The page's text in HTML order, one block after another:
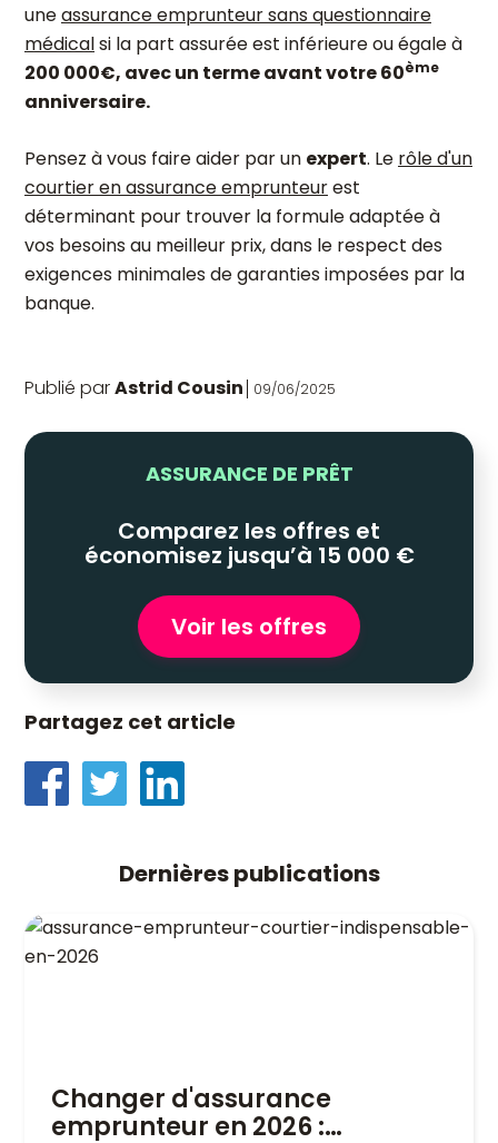
uneassurance emprunteur sans questionnaire
médicalsi la part assurée est inférieure ou égale à
200 000€, avec un terme avant votre 60ème
anniversaire.
Pensez à vous faire aider par un expert. Le rôle d'un
courtier en assurance emprunteurest
déterminant pour trouver la formule adaptée à
vos besoins au meilleur prix, dans le respect des
exigences minimales de garanties imposées par la
banque.
Publié parAstrid Cousin 09/06/2025
ASSURANCE DE PRÊT
Comparez les offres et
économisez jusqu’à 15 000 €
Voir les offres
Partagez cet article
Dernières publications
Changer d'assurance
emprunteur en 2026 :